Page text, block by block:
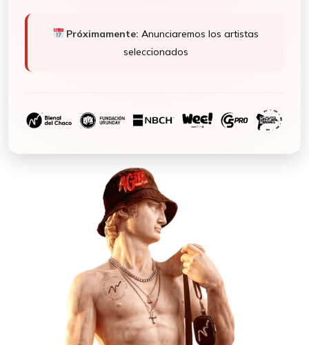
Próximamente: Anunciaremos los artistas
seleccionados